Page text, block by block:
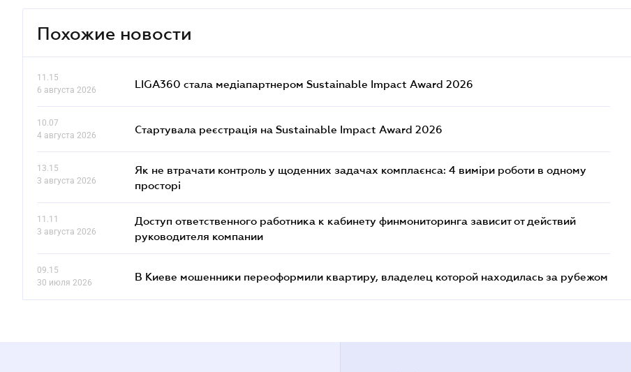
Похожие новости
11.15
6 августа 2026
LIGA360 стала медіапартнером Sustainable Impact Award 2026
10.07
4 августа 2026
Стартувала реєстрація на Sustainable Impact Award 2026
13.15
3 августа 2026
Як не втрачати контроль у щоденних задачах комплаєнса: 4 виміри роботи в одному
просторі
11.11
3 августа 2026
Доступ ответственного работника к кабинету финмониторинга зависит от действий
руководителя компании
09.15
30 июля 2026
В Киеве мошенники переоформили квартиру, владелец которой находилась за рубежом